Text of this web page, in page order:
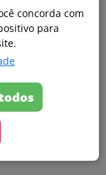
concorda com
para
minha senha